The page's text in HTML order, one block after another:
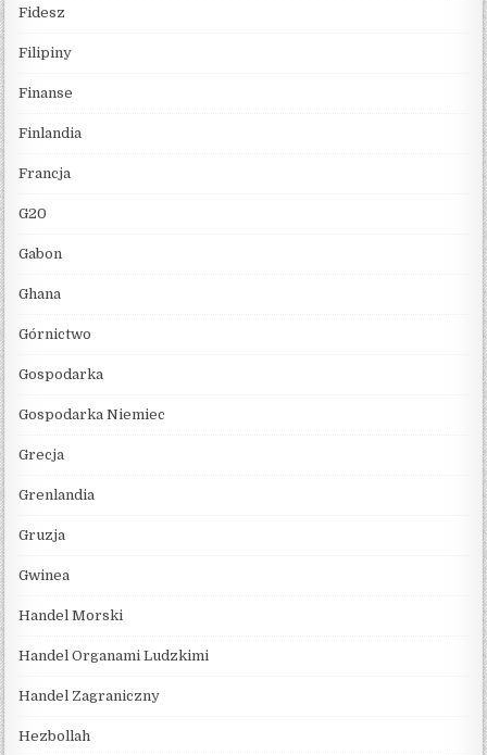
Fidesz
Filipiny
Finanse
Finlandia
Francja
G20
Gabon
Ghana
Górnictwo
Gospodarka
Gospodarka Niemiec
Grecja
Grenlandia
Gruzja
Gwinea
Handel Morski
Handel Organami Ludzkimi
Handel Zagraniczny
Hezbollah